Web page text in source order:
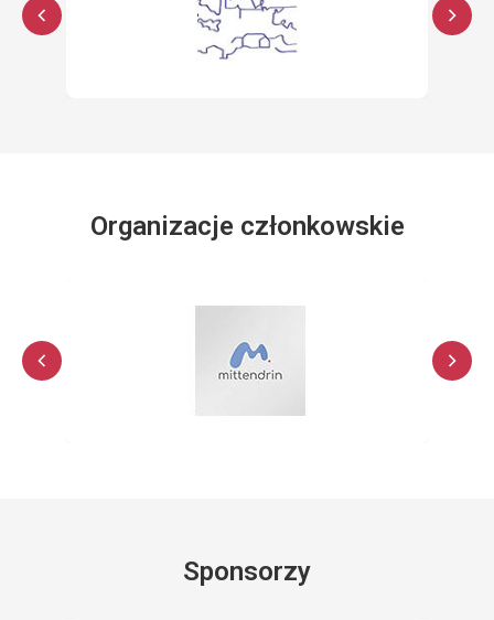
Organizacje członkowskie
Sponsorzy